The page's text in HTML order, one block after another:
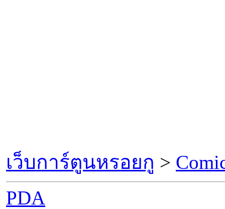
เว็บการ์ตูนหรอยกู >
PDA